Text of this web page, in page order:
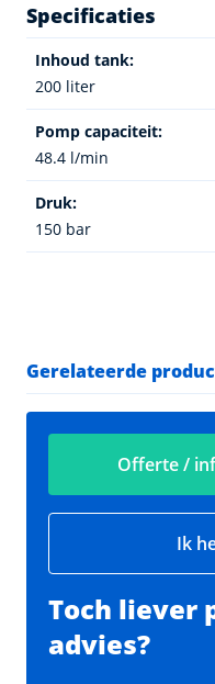
Specificaties
Inhoud tank:
200 liter
Pomp capaciteit:
48.4 l/min
Druk:
150 bar
Gerelateerde
Offerte /
Ik
Toch liever
advies?